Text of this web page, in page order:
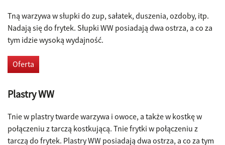
Tną warzywa w słupki do zup, sałatek, duszenia, ozdoby, itp.
Nadają się do frytek. Słupki WW posiadają dwa ostrza, a co za
tym idzie wysoką wydajność.
Oferta
Plastry WW
Tnie w plastry twarde warzywa i owoce, a także w kostkę w
połączeniu z tarczą kostkującą. Tnie frytki w połączeniu z
tarczą do frytek. Plastry WW posiadają dwa ostrza, a co za tym